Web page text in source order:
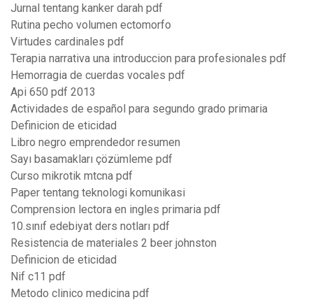
Jurnal tentang kanker darah pdf
Rutina pecho volumen ectomorfo
Virtudes cardinales pdf
Terapia narrativa una introduccion para profesionales pdf
Hemorragia de cuerdas vocales pdf
Api 650 pdf 2013
Actividades de español para segundo grado primaria
Definicion de eticidad
Libro negro emprendedor resumen
Sayı basamakları çözümleme pdf
Curso mikrotik mtcna pdf
Paper tentang teknologi komunikasi
Comprension lectora en ingles primaria pdf
10.sınıf edebiyat ders notları pdf
Resistencia de materiales 2 beer johnston
Definicion de eticidad
Nif c11 pdf
Metodo clinico medicina pdf